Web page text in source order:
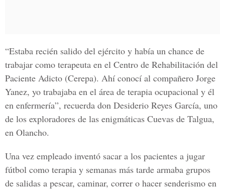
“Estaba recién salido del ejército y había un chance de
trabajar como terapeuta en el Centro de Rehabilitación del
Paciente Adicto (Cerepa). Ahí conocí al compañero Jorge
Yanez, yo trabajaba en el área de terapia ocupacional y él
en enfermería”, recuerda don Desiderio Reyes García, uno
de los exploradores de las enigmáticas Cuevas de Talgua,
en Olancho.
Una vez empleado inventó sacar a los pacientes a jugar
fútbol como terapia y semanas más tarde armaba grupos
de salidas a pescar, caminar, correr o hacer senderismo en